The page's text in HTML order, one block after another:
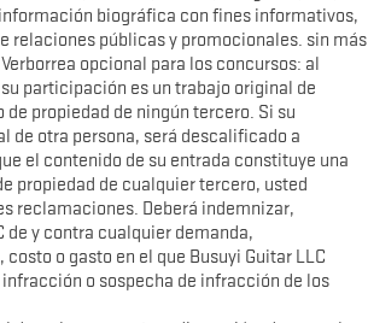
biográfica con fines informativos,
públicas y promocionales. sin más
opcional para los concursos: al
participación es un trabajo original de
propiedad de ningún tercero. Si su
de otra persona, será descalificado a
el contenido de su entrada constituye una
propiedad de cualquier tercero, usted
reclamaciones. Deberá indemnizar,
de y contra cualquier demanda,
o gasto en el que Busuyi Guitar LLC
o sospecha de infracción de los